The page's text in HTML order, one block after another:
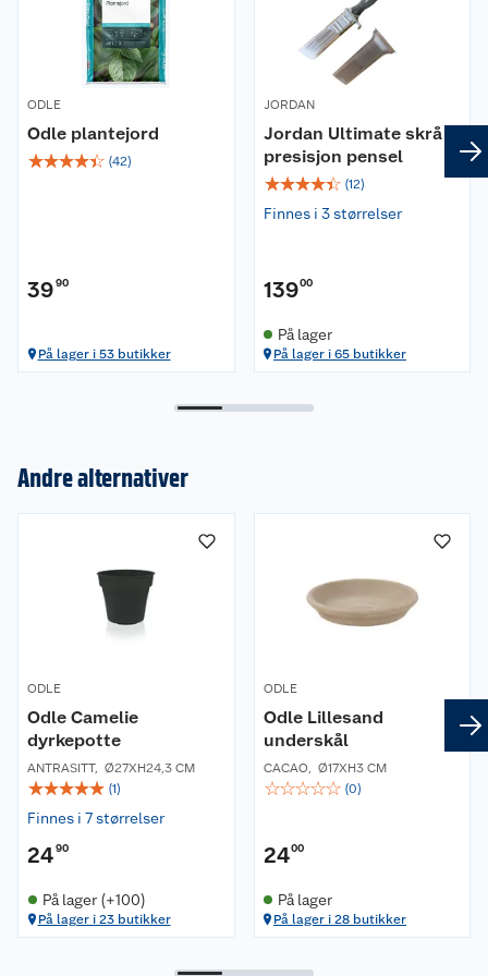
tømme krukken for jord eller bruke lecakuler, og
plasser den på krukkeføtter slik at smeltevann
kan renne fritt ut hvis krukken har drenering.
Unngå at krukken står direkte på bakken eller et
flatt underlag som samler vann. En frostsikker
krukke tåler kulde, men stillestående vann kan
fryse og føre til sprekker.
ODLE
Odle plantejord
☆☆☆☆☆ (42)
3990
På lager i 53 butikker
JORDAN
Jordan Ultimate skrå
presisjon pensel
☆☆☆☆☆ (12)
Finnes i 3 størrelser
13900
På lager
På lager i 65 butikker
Andre alternativer
ODLE
Odle Camelie
dyrkepotte
ANTRASITT, Ø27XH24,3 CM
☆☆☆☆☆ (1)
Finnes i 7 størrelser
2490
På lager (+100)
På lager i 23 butikker
ODLE
Odle Lillesand
underskål
CACAO, Ø17XH3 CM
☆☆☆☆☆ (0)
2400
På lager
På lager i 28 butikker
Kundeservice
Retur- og angrerett
Reklamasjon
Ofte stilte spørsmål
Leie tilhenger
Om oss
Våre merkevarer
Kjøpsvilkår
Personvern
Bærekraft
Lavprisløfte
Retur av el-avfall
Hageinspirasjon
Oppussing med utemaling
Et varmere hjem
Gulv